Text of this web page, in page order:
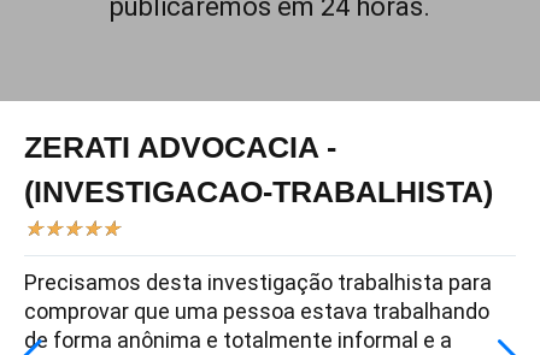
publicaremos em 24 horas.
ZERATI ADVOCACIA -
(INVESTIGACAO-TRABALHISTA)
★★★★★
Precisamos desta investigação trabalhista para
comprovar que uma pessoa estava trabalhando
de forma anônima e totalmente informal e a